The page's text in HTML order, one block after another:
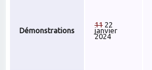
Démonstrations
11 22
janvier
2024